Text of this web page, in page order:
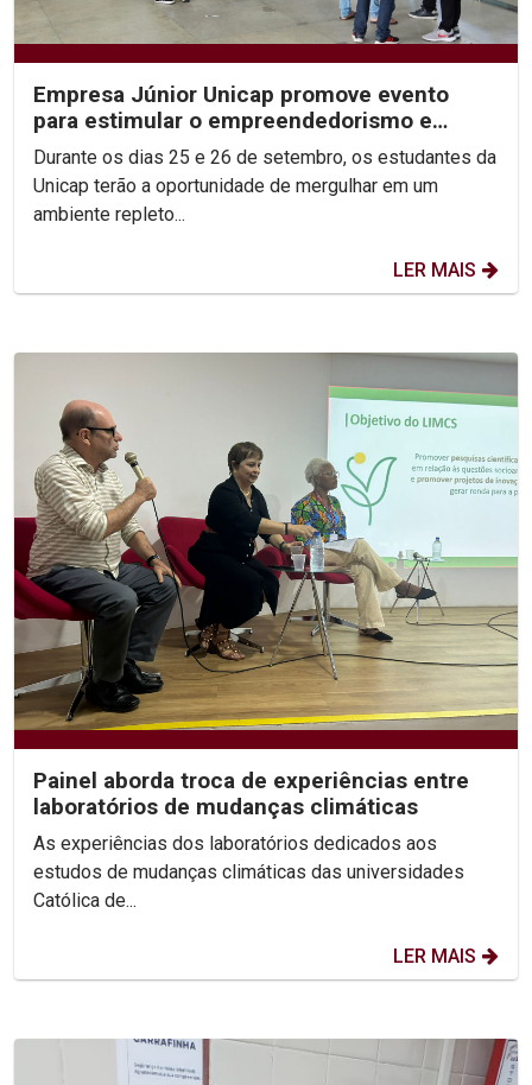
Empresa Júnior Unicap promove evento
para estimular o empreendedorismo e
conexão com o Mercado de...
Durante os dias 25 e 26 de setembro, os estudantes da
Unicap terão a oportunidade de mergulhar em um
ambiente repleto...
LER MAIS
Painel aborda troca de experiências entre
laboratórios de mudanças climáticas
As experiências dos laboratórios dedicados aos
estudos de mudanças climáticas das universidades
Católica de...
LER MAIS